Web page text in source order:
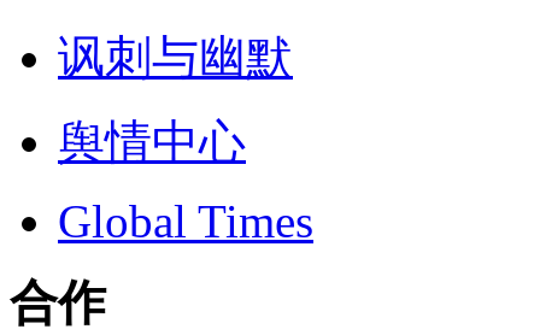
讽刺与幽默
舆情中心
Global Times
合作